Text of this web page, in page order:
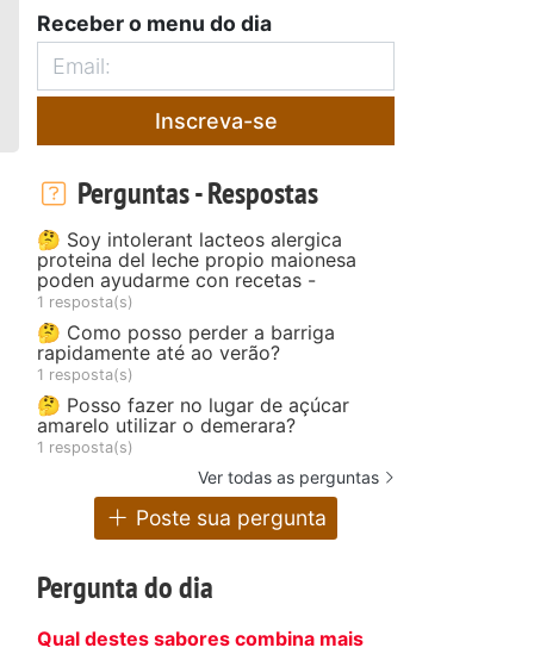
Receber o menu do dia
Inscreva-se
Perguntas - Respostas
🤔 Soy intolerant lacteos alergica
proteina del leche propio maionesa
poden ayudarme con recetas -
1 resposta(s)
🤔 Como posso perder a barriga
rapidamente até ao verão?
1 resposta(s)
🤔 Posso fazer no lugar de açúcar
amarelo utilizar o demerara?
1 resposta(s)
Ver todas as perguntas
Poste sua pergunta
Pergunta do dia
Qual destes sabores combina mais